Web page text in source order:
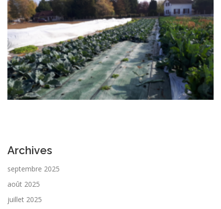
Archives
septembre 2025
août 2025
juillet 2025